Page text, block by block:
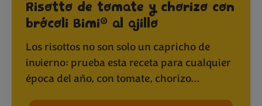
Risotto de tomate y chorizo con
brócoli Bimi® al ajillo
Los risottos no son solo un capricho de
invierno: prueba esta receta para cualquier
época del año, con tomate, chorizo…